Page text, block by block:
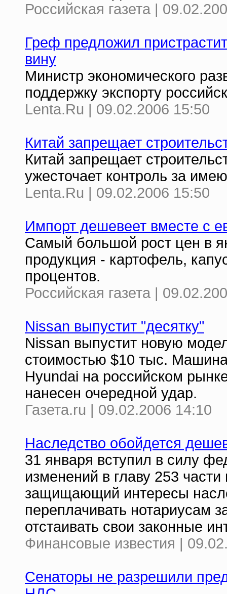
Российская газета |
Греф предложил
вину
Министр экономического
поддержку экспорту
Lenta.Ru | 09.02.2006 15:50
Китай запрещает
Китай запрещает
ужесточает контроль за
Lenta.Ru | 09.02.2006 15:50
Импорт дешевеет вместе с
Самый большой рост цен в
продукция - картофель,
процентов.
Российская газета |
Nissan выпустит "десятку"
Nissan выпустит новую
стоимостью $10 тыс.
Hyundai на российском
нанесен очередной удар.
Газета.ru | 09.02.2006 14:10
Наследство обойдется
31 января вступил в силу
изменений в главу 253
защищающий интересы
переплачивать нотариусам
отстаивать свои законные
Финансовые известия |
Cенаторы не разрешили